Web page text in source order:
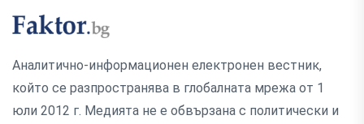
Аналитично-информационен електронен вестник,
който се разпространява в глобалната мрежа от 1
юли 2012 г. Медията не е обвързана с политически и